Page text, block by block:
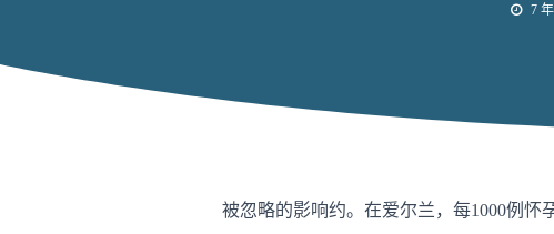
7
被忽略的影响约。在爱尔兰，每1000例怀